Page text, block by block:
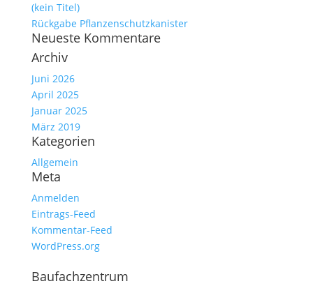
(kein Titel)
Rückgabe Pflanzenschutzkanister
Neueste Kommentare
Archiv
Juni 2026
April 2025
Januar 2025
März 2019
Kategorien
Allgemein
Meta
Anmelden
Eintrags-Feed
Kommentar-Feed
WordPress.org
Baufachzentrum